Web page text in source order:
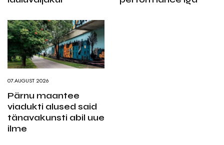
07.AUGUST 2026
Pärnu maantee
viadukti alused said
tänavakunsti abil uue
ilme